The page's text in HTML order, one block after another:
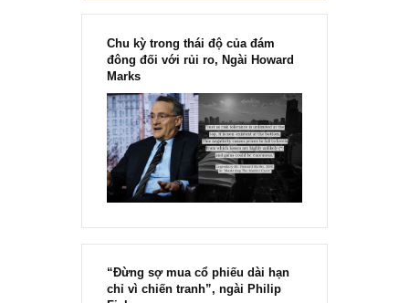
[Ấn phẩm kỳ 82], 36/36 trang,
chính thức phát hành!!